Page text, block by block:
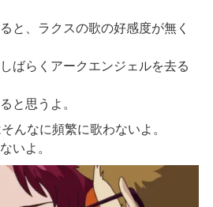
と、ラクスの歌の好感度が無く
ばらくアークエンジェルを去る
と思うよ。
んなに頻繁に歌わないよ。
いよ。